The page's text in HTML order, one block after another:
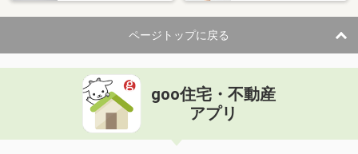
ページトップに戻る
goo住宅・不動産
アプリ